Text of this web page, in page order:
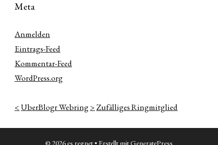
Meta
Anmelden
Eintrags-Feed
Kommentar-Feed
WordPress.org
<UberBlogr Webring>Zufälliges Ringmitglied
© 2026 es regnet• Erstellt mitGeneratePress